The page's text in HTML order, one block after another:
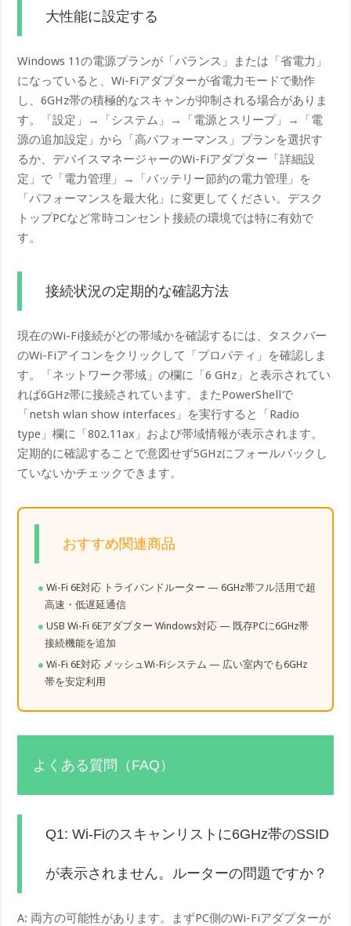
大性能に設定する
Windows 11の電源プランが「バランス」または「省電力」
になっていると、Wi-Fiアダプターが省電力モードで動作
し、6GHz帯の積極的なスキャンが抑制される場合がありま
す。「設定」→「システム」→「電源とスリープ」→「電
源の追加設定」から「高パフォーマンス」プランを選択す
るか、デバイスマネージャーのWi-Fiアダプター「詳細設
定」で「電力管理」→「バッテリー節約の電力管理」を
「パフォーマンスを最大化」に変更してください。デスク
トップPCなど常時コンセント接続の環境では特に有効で
す。
接続状況の定期的な確認方法
現在のWi-Fi接続がどの帯域かを確認するには、タスクバー
のWi-Fiアイコンをクリックして「プロパティ」を確認しま
す。「ネットワーク帯域」の欄に「6 GHz」と表示されてい
れば6GHz帯に接続されています。またPowerShellで
「netsh wlan show interfaces」を実行すると「Radio
type」欄に「802.11ax」および帯域情報が表示されます。
定期的に確認することで意図せず5GHzにフォールバックし
ていないかチェックできます。
おすすめ関連商品
Wi-Fi 6E対応 トライバンドルーター — 6GHz帯フル活用で超
高速・低遅延通信
USB Wi-Fi 6Eアダプター Windows対応 — 既存PCに6GHz帯
接続機能を追加
Wi-Fi 6E対応 メッシュWi-Fiシステム — 広い室内でも6GHz
帯を安定利用
よくある質問（FAQ）
Q1: Wi-Fiのスキャンリストに6GHz帯のSSID
が表示されません。ルーターの問題ですか？
A: 両方の可能性があります。まずPC側のWi-Fiアダプターが